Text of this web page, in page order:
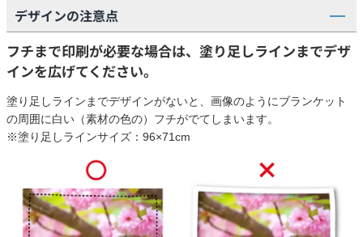
デザインの注意点
フチまで印刷が必要な場合は、塗り足しラインまでデザ
インを広げてください。
塗り足しラインまでデザインがないと、画像のようにブランケット
の周囲に白い（素材の色の）フチがでてしまいます。
※塗り足しラインサイズ：96×71cm